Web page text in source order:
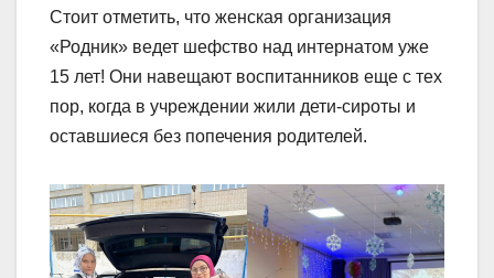
Стоит отметить, что женская организация
«Родник» ведет шефство над интернатом уже
15 лет! Они навещают воспитанников еще с тех
пор, когда в учреждении жили дети-сироты и
оставшиеся без попечения родителей.